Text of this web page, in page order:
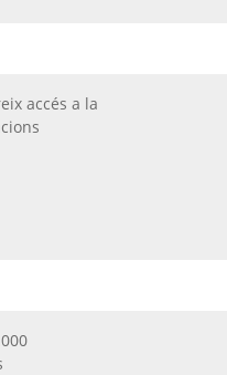
accés a la